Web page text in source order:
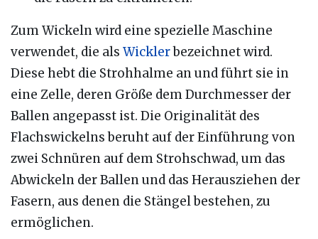
Zum Wickeln wird eine spezielle Maschine
verwendet, die als Wicklerbezeichnet wird.
Diese hebt die Strohhalme an und führt sie in
eine Zelle, deren Größe dem Durchmesser der
Ballen angepasst ist. Die Originalität des
Flachswickelns beruht auf der Einführung von
zwei Schnüren auf dem Strohschwad, um das
Abwickeln der Ballen und das Herausziehen der
Fasern, aus denen die Stängel bestehen, zu
ermöglichen.